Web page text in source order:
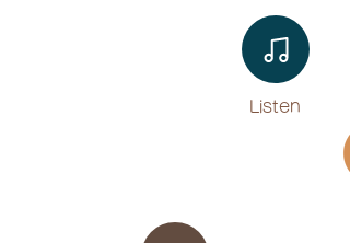
Listen​